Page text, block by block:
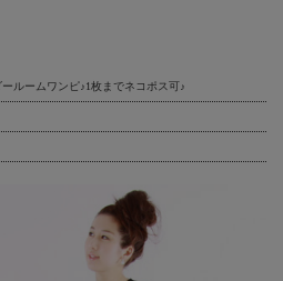
ルームワンピ♪1枚までネコポス可♪